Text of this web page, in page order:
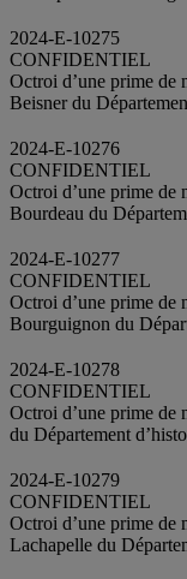
2024-E-10275
CONFIDENTIEL
Octroi d’une prime de
Beisner du
2024-E-10276
CONFIDENTIEL
Octroi d’une prime de
Bourdeau du
2024-E-10277
CONFIDENTIEL
Octroi d’une prime de
Bourguignon du
2024-E-10278
CONFIDENTIEL
Octroi d’une prime de
du Département
2024-E-10279
CONFIDENTIEL
Octroi d’une prime de
Lachapelle du